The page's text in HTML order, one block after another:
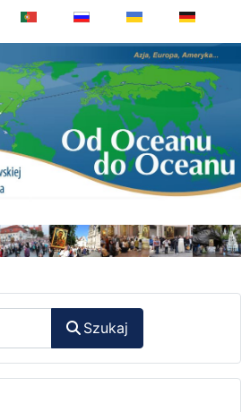
Szukaj